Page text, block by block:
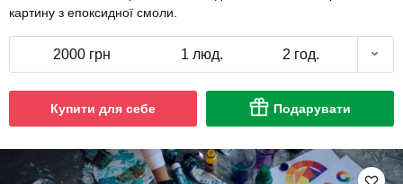
картину з епоксидної смоли.
2000 грн 1 люд. 2 год.
Купити для себе Подарувати